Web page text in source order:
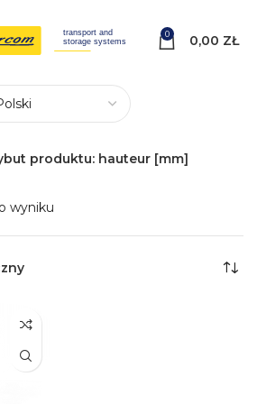
0 0,00 ZŁ
produktu: hauteur [mm]
wyniku